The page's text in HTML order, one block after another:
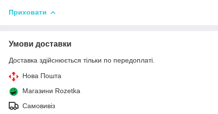
Приховати
Умови доставки
Доставка здійснюється тільки по передоплаті.
Нова Пошта
Магазини Rozetka
Самовивіз